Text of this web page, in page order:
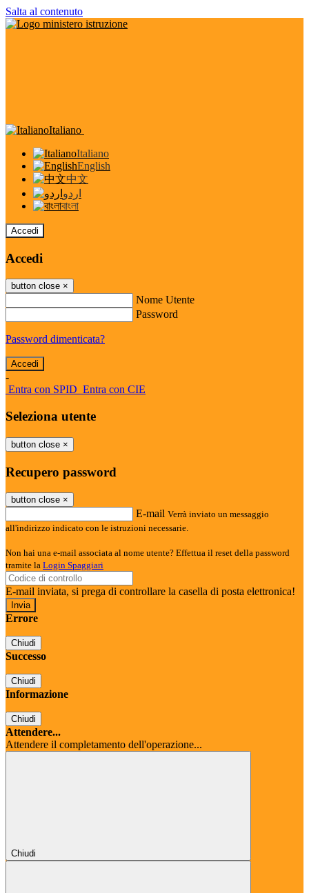
Salta al contenuto
Italiano
Italiano
English
中文
اردو
বাংলা
Accedi
Accedi
button close ×
Nome Utente
Password
Password dimenticata?
-
Entra con SPID Entra con CIE
Seleziona utente
button close ×
Recupero password
button close ×
E-mail Verrà inviato un messaggio
all'indirizzo indicato con le istruzioni necessarie.
Non hai una e-mail associata al nome utente? Effettua il reset della password
tramite la Login Spaggiari
E-mail inviata, si prega di controllare la casella di posta elettronica!
Errore
Chiudi
Successo
Chiudi
Informazione
Chiudi
Attendere...
Attendere il completamento dell'operazione...
Chiudi